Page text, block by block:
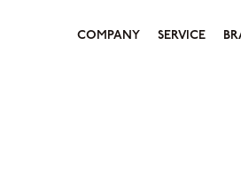
COMPANY SERVICE